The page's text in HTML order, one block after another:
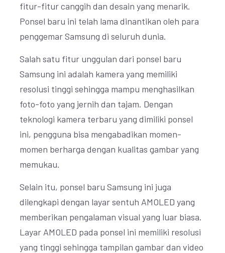
fitur-fitur canggih dan desain yang menarik.
Ponsel baru ini telah lama dinantikan oleh para
penggemar Samsung di seluruh dunia.
Salah satu fitur unggulan dari ponsel baru
Samsung ini adalah kamera yang memiliki
resolusi tinggi sehingga mampu menghasilkan
foto-foto yang jernih dan tajam. Dengan
teknologi kamera terbaru yang dimiliki ponsel
ini, pengguna bisa mengabadikan momen-
momen berharga dengan kualitas gambar yang
memukau.
Selain itu, ponsel baru Samsung ini juga
dilengkapi dengan layar sentuh AMOLED yang
memberikan pengalaman visual yang luar biasa.
Layar AMOLED pada ponsel ini memiliki resolusi
yang tinggi sehingga tampilan gambar dan video